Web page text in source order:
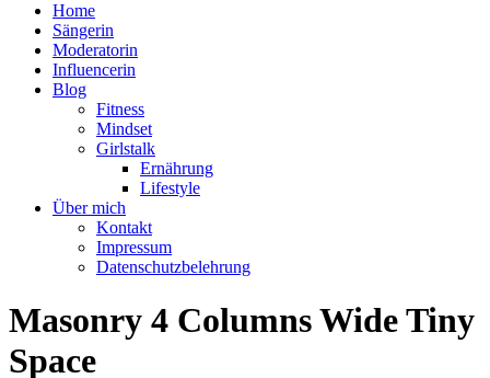
Home
Sängerin
Moderatorin
Influencerin
Blog
Fitness
Mindset
Girlstalk
Ernährung
Lifestyle
Über mich
Kontakt
Impressum
Datenschutzbelehrung
Masonry 4 Columns Wide Tiny
Space